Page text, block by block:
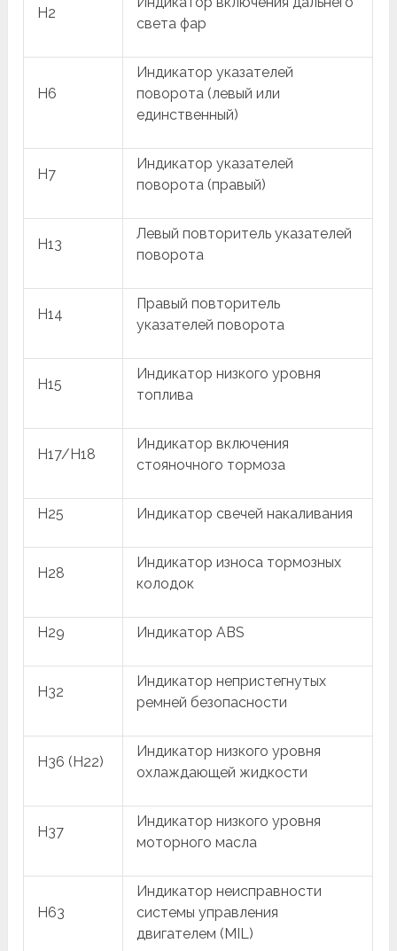
H2
света фар
H6
Индикатор указателей
поворота (левый или
единственный)
H7
Индикатор указателей
поворота (правый)
H13
Левый повторитель указателей
поворота
H14
Правый повторитель
указателей поворота
H15
Индикатор низкого уровня
топлива
H17/H18
Индикатор включения
стояночного тормоза
H25 Индикатор свечей накаливания
H28
Индикатор износа тормозных
колодок
H29 Индикатор ABS
H32
Индикатор непристегнутых
ремней безопасности
H36 (H22)
Индикатор низкого уровня
охлаждающей жидкости
H37
Индикатор низкого уровня
моторного масла
H63
Индикатор неисправности
системы управления
двигателем (MIL)